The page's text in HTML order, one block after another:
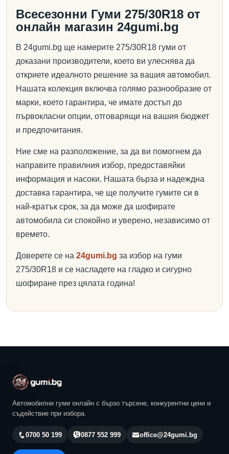
Всесезонни Гуми 275/30R18 от
онлайн магазин 24gumi.bg
В 24gumi.bg ще намерите 275/30R18 гуми от
доказани производители, което ви улеснява да
откриете идеалното решение за вашия автомобил.
Нашата колекция включва голямо разнообразие от
марки, което гарантира, че имате достъп до
първокласни опции, отговарящи на вашия бюджет
и предпочитания.
Ние сме на разположение, за да ви помогнем да
направите правилния избор, предоставяйки
информация и насоки. Нашата бърза и надеждна
доставка гарантира, че ще получите гумите си в
най-кратък срок, за да може да шофирате
автомобила си спокойно и уверено, независимо от
времето.
Доверете се на 24gumi.bg за избор на гуми
275/30R18 и се насладете на гладко и сигурно
шофиране през цялата година!
Автомобилни гуми онлайн с бързо търсене, конкурентни цени и
съдействие при избора.
0700 50 199 0877 552 999 office@24gumi.bg